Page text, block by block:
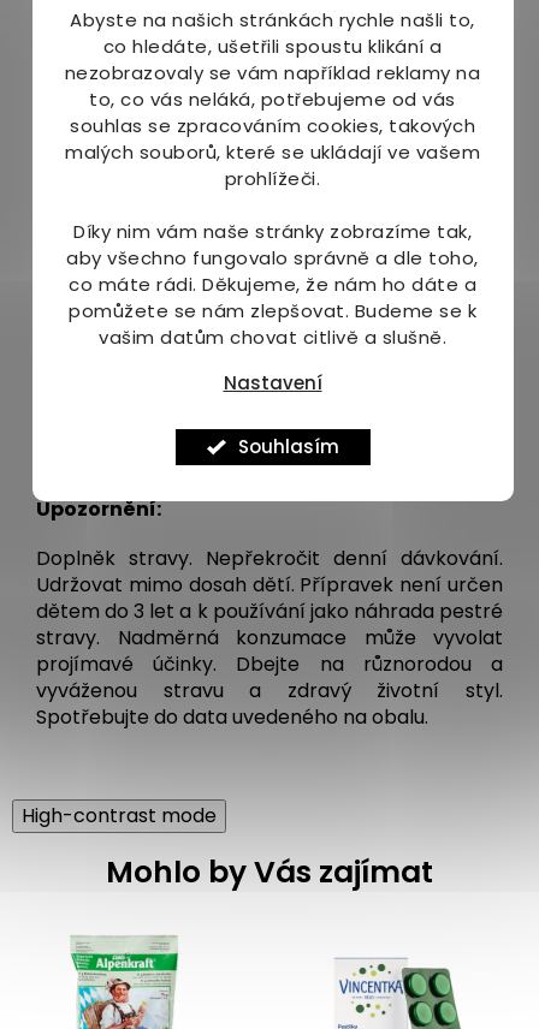
Abyste na našich stránkách rychle našli to,
co hledáte, ušetřili spoustu klikání a
nezobrazovaly se vám například reklamy na
to, co vás neláká, potřebujeme od vás
souhlas se zpracováním cookies, takových
malých souborů, které se ukládají ve vašem
prohlížeči.
Díky nim vám naše stránky zobrazíme tak,
aby všechno fungovalo správně a dle toho,
co máte rádi. Děkujeme, že nám ho dáte a
pomůžete se nám zlepšovat. Budeme se k
vašim datům chovat citlivě a slušně.
Nastavení
Souhlasím
gumová báze; sladidla: isomalt, xylitol, mannitol,
acesulfam K, sukralóza, thaumatin; aroma;
extrakt z listů perily (Perilla frutescencs);
arabská guma, látky protispékavé: přírodní
stearan hořečnatý, talek; barviva: CL
potravinářská modř 2; sójový lecitin
(emulsifikátor); tocopherol.
Dávkování
1-2 žvýkačky denně, při akutních potížích lze
dávku zvýšit. Žvýkačku žvýkat kdykoliv během
dne, minimálně 10 až 15 minut, aby se uvolnily
10 žvýkaček - dávka na 6-12 dní
Upozornění:
Doplněk stravy. Nepřekročit denní dávkování.
Udržovat mimo dosah dětí. Přípravek není určen
dětem do 3 let a k používání jako náhrada pestré
stravy. Nadměrná konzumace může vyvolat
projímavé účinky. Dbejte na různorodou a
vyváženou stravu a zdravý životní styl.
Spotřebujte do data uvedeného na obalu.
High-contrast mode
Mohlo by Vás zajímat